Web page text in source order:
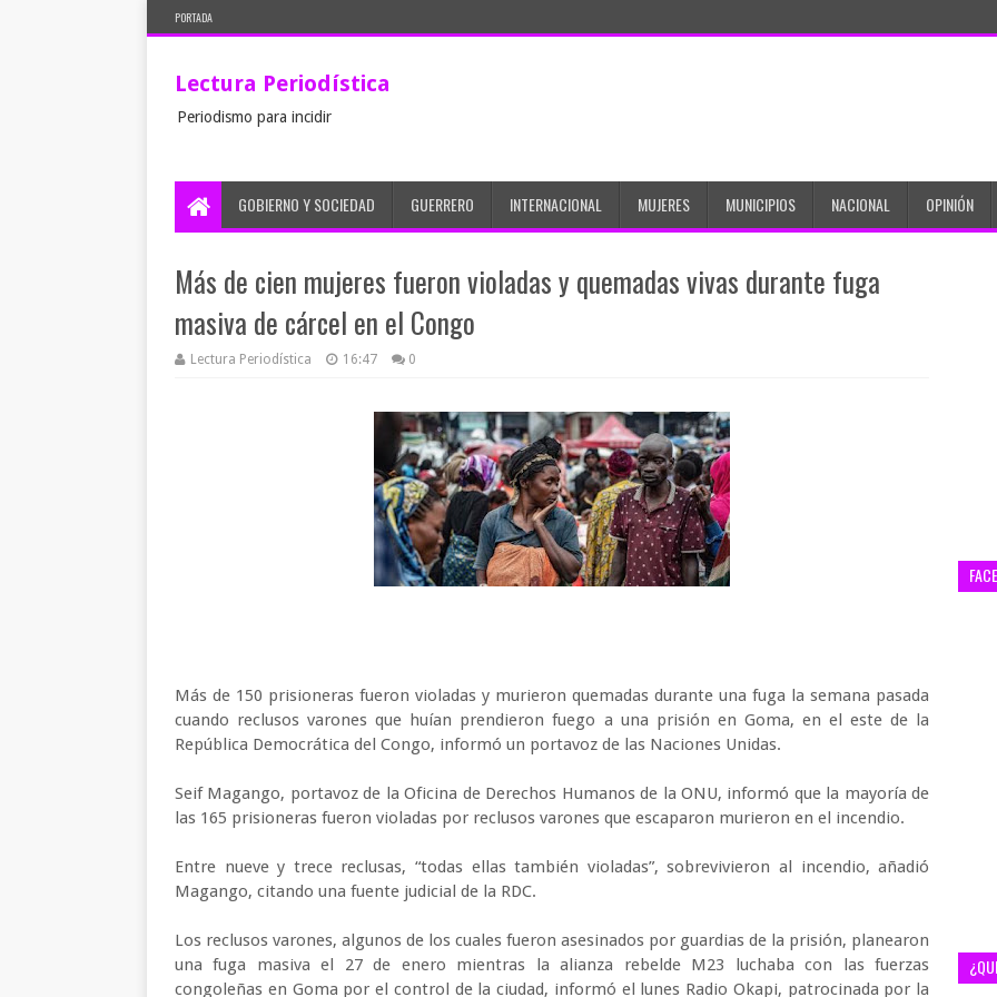
PORTADA
Lectura Periodística
Periodismo para incidir
GOBIERNO Y SOCIEDAD GUERRERO INTERNACIONAL MUJERES MUNICIPIOS NACIONAL OPINIÓN
Más de cien mujeres fueron violadas y quemadas vivas durante fuga
masiva de cárcel en el Congo
Lectura Periodística 16:47 0
Más de 150 prisioneras fueron violadas y murieron quemadas durante una fuga la semana pasada
cuando reclusos varones que huían prendieron fuego a una prisión en Goma, en el este de la
República Democrática del Congo, informó un portavoz de las Naciones Unidas.
Seif Magango, portavoz de la Oficina de Derechos Humanos de la ONU, informó que la mayoría de
las 165 prisioneras fueron violadas por reclusos varones que escaparon murieron en el incendio.
Entre nueve y trece reclusas, “todas ellas también violadas”, sobrevivieron al incendio, añadió
Magango, citando una fuente judicial de la RDC.
Los reclusos varones, algunos de los cuales fueron asesinados por guardias de la prisión, planearon
una fuga masiva el 27 de enero mientras la alianza rebelde M23 luchaba con las fuerzas
congoleñas en Goma por el control de la ciudad, informó el lunes Radio Okapi, patrocinada por la